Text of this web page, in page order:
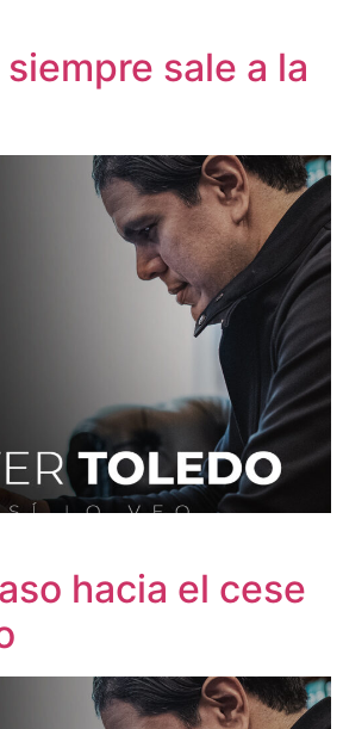
sale a la
hacia el cese